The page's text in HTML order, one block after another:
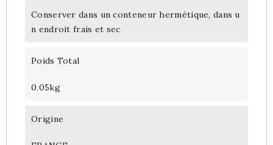
Conserver dans un conteneur hermétique, dans u
n endroit frais et sec
Poids Total
0.05kg
Origine